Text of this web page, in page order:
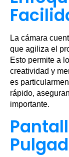
La cámara
que agiliza el
Esto permite a
creatividad y
es
rápido,
importante.